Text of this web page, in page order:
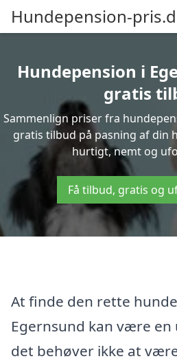
Hundepension-
Hundepension i
gratis
Sammenlign priser fra
gratis tilbud på pasning af din
hurtigt, nemt og
Få tilbud, gratis og
At finde den rette
Egernsund kan være
det behøver ikke at